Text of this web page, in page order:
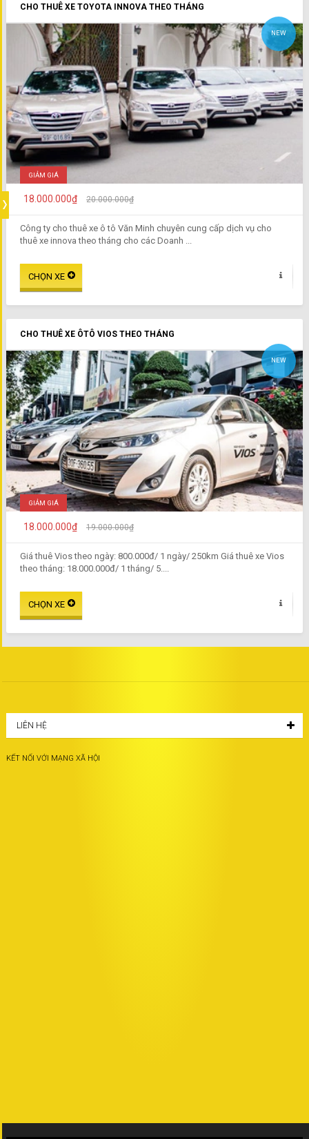
CHO THUÊ XE TOYOTA INNOVA THEO THÁNG
NEW
GIẢM GIÁ
18.000.000₫ 20.000.000₫
Công ty cho thuê xe ô tô Văn Minh chuyên cung cấp dịch vụ cho
thuê xe innova theo tháng cho các Doanh ...
CHO THUÊ XE ÔTÔ VIOS THEO THÁNG
NEW
GIẢM GIÁ
18.000.000₫ 19.000.000₫
Giá thuê Vios theo ngày: 800.000đ/ 1 ngày/ 250km Giá thuê xe Vios
theo tháng: 18.000.000đ/ 1 tháng/ 5....
LIÊN HỆ
KẾT NỐI VỚI MẠNG XÃ HỘI